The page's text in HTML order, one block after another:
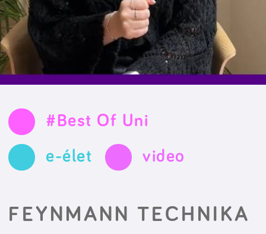
#Best Of Uni
e-élet
video
FEYNMANN TECHNIKA